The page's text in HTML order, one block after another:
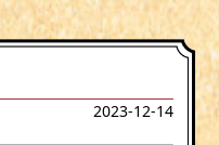
2023-12-14